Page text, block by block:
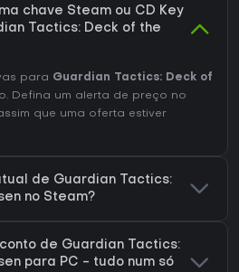
chave Steam ou CD Key
Tactics: Deck of the
para Guardian Tactics: Deck of
Defina um alerta de preço no
que uma oferta estiver
de Guardian Tactics:
no Steam?
de Guardian Tactics:
para PC - tudo num só